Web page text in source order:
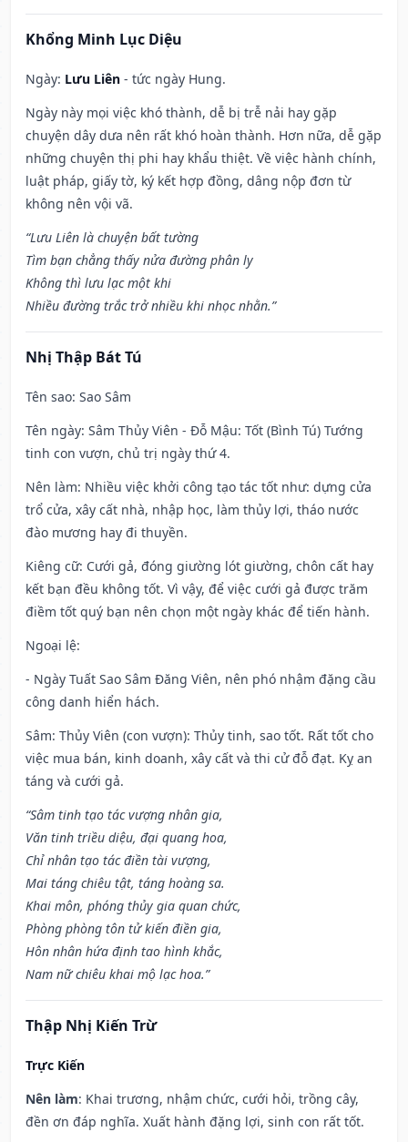
Khổng Minh Lục Diệu
Ngày: Lưu Liên - tức ngày Hung.
Ngày này mọi việc khó thành, dễ bị trễ nải hay gặp
chuyện dây dưa nên rất khó hoàn thành. Hơn nữa, dễ gặp
những chuyện thị phi hay khẩu thiệt. Về việc hành chính,
luật pháp, giấy tờ, ký kết hợp đồng, dâng nộp đơn từ
không nên vội vã.
“Lưu Liên là chuyện bất tường
Tìm bạn chẳng thấy nửa đường phân ly
Không thì lưu lạc một khi
Nhiều đường trắc trở nhiều khi nhọc nhằn.”
Nhị Thập Bát Tú
Tên sao: Sao Sâm
Tên ngày: Sâm Thủy Viên - Đỗ Mậu: Tốt (Bình Tú) Tướng
tinh con vượn, chủ trị ngày thứ 4.
Nên làm: Nhiều việc khởi công tạo tác tốt như: dựng cửa
trổ cửa, xây cất nhà, nhập học, làm thủy lợi, tháo nước
đào mương hay đi thuyền.
Kiêng cữ: Cưới gả, đóng giường lót giường, chôn cất hay
kết bạn đều không tốt. Vì vậy, để việc cưới gả được trăm
điềm tốt quý bạn nên chọn một ngày khác để tiến hành.
Ngoại lệ:
- Ngày Tuất Sao Sâm Đăng Viên, nên phó nhậm đặng cầu
công danh hiển hách.
Sâm: Thủy Viên (con vượn): Thủy tinh, sao tốt. Rất tốt cho
việc mua bán, kinh doanh, xây cất và thi cử đỗ đạt. Kỵ an
táng và cưới gả.
“Sâm tinh tạo tác vượng nhân gia,
Văn tinh triều diệu, đại quang hoa,
Chỉ nhân tạo tác điền tài vượng,
Mai táng chiêu tật, táng hoàng sa.
Khai môn, phóng thủy gia quan chức,
Phòng phòng tôn tử kiến điền gia,
Hôn nhân hứa định tao hình khắc,
Nam nữ chiêu khai mộ lạc hoa.”
Thập Nhị Kiến Trừ
Trực Kiến
Nên làm: Khai trương, nhậm chức, cưới hỏi, trồng cây,
đền ơn đáp nghĩa. Xuất hành đặng lợi, sinh con rất tốt.